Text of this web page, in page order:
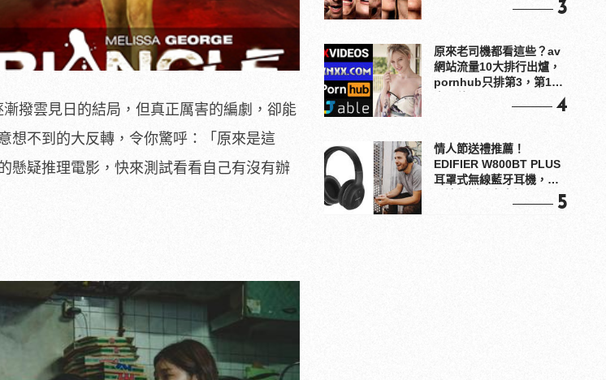
撥雲見日的結局，但真正厲害的編劇，卻能
想不到的大反轉，令你驚呼：「原來是這
懸疑推理電影，快來測試看看自己有沒有辦
3
原來老司機都看這些？av
網站流量10大排行出爐，
pornhub只排第3，第1名
4
情人節送禮推薦！
EDIFIER W800BT PLUS
耳罩式無線藍牙耳機，在
5